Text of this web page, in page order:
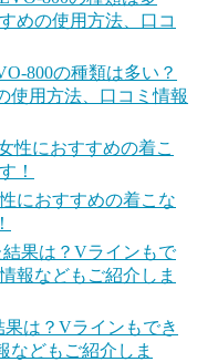
800の種類は多い？
使用方法、口コミ情報
におすすめの着こな
は？Vラインもでき
などもご紹介しま